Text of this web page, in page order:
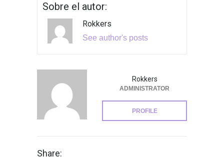
Sobre el autor:
Rokkers
See author's posts
Rokkers
ADMINISTRATOR
PROFILE
Share: